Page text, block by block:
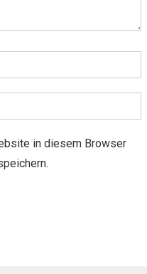
in diesem Browser